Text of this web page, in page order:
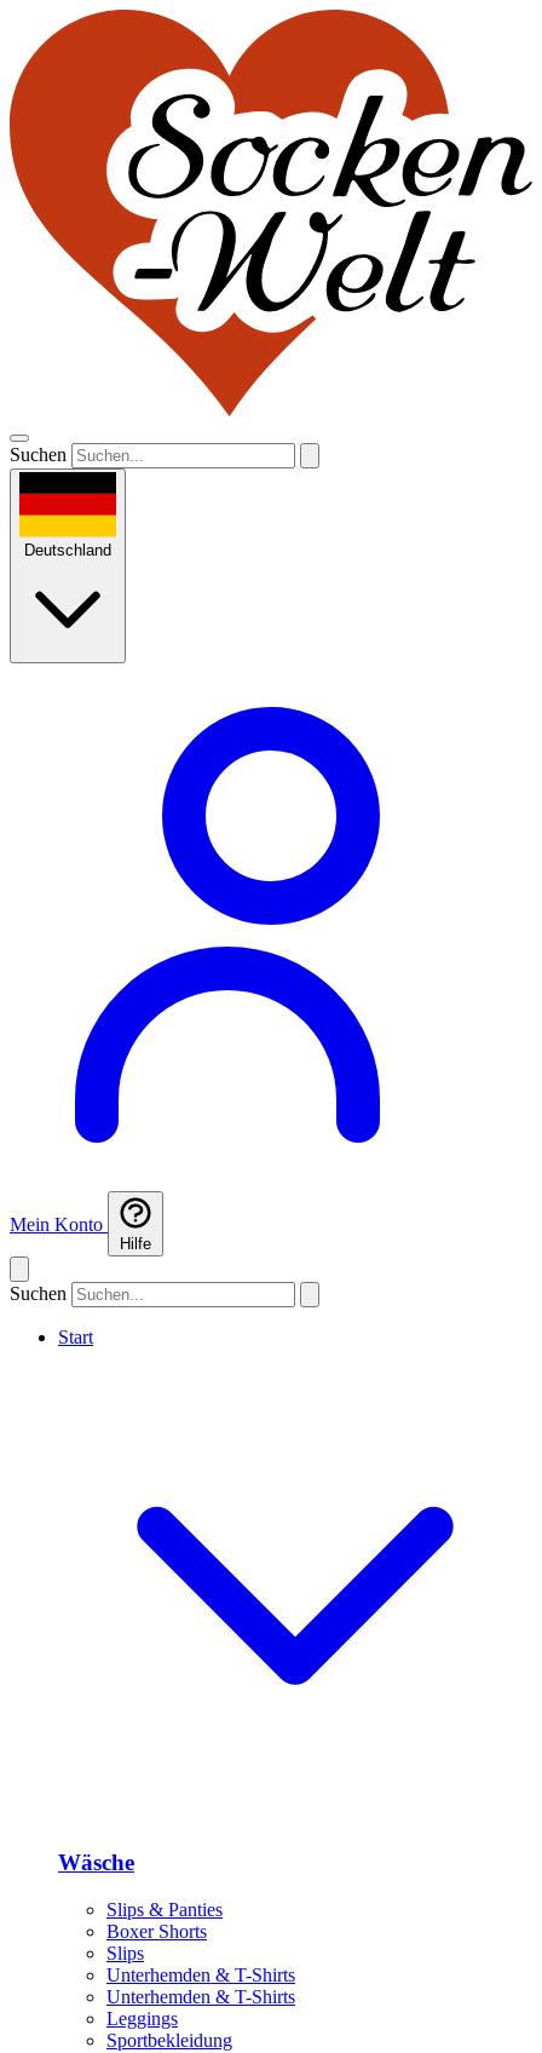
Suchen
Deutschland
Mein Konto
Hilfe
Suchen
Start
Wäsche
Slips & Panties
Boxer Shorts
Slips
Unterhemden & T-Shirts
Unterhemden & T-Shirts
Leggings
Sportbekleidung